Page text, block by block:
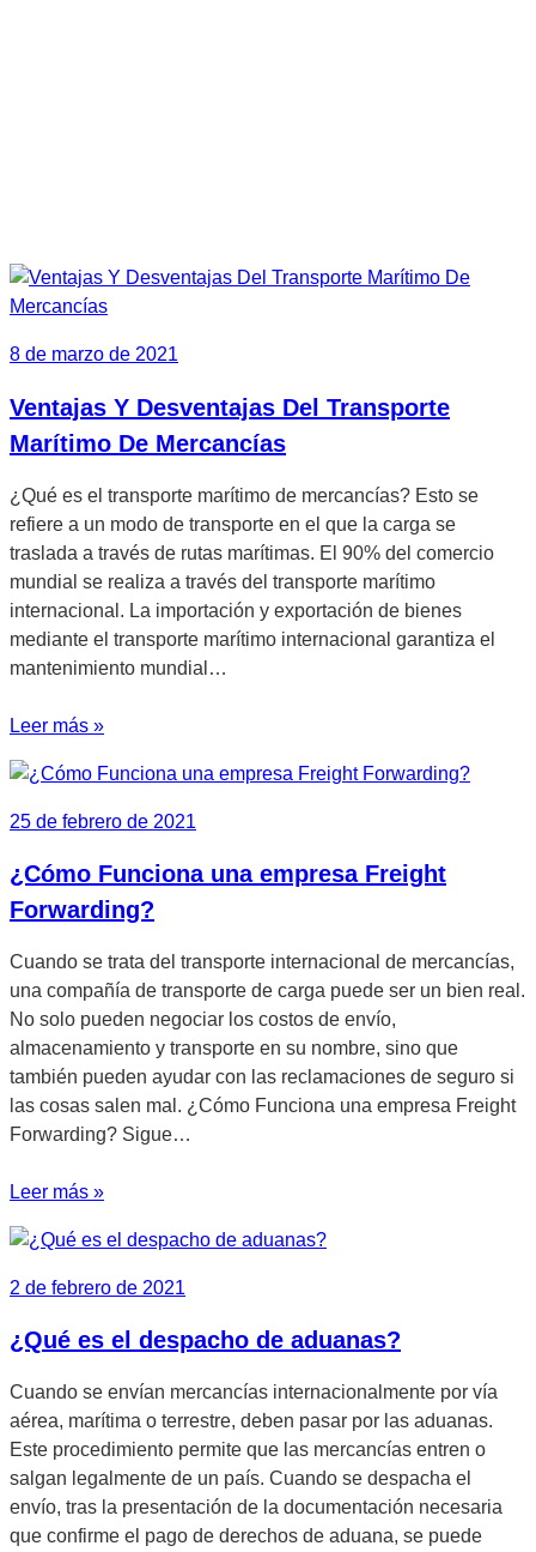
8 de marzo de 2021
Ventajas Y Desventajas Del Transporte
Marítimo De Mercancías
¿Qué es el transporte marítimo de mercancías? Esto se
refiere a un modo de transporte en el que la carga se
traslada a través de rutas marítimas. El 90% del comercio
mundial se realiza a través del transporte marítimo
internacional. La importación y exportación de bienes
mediante el transporte marítimo internacional garantiza el
mantenimiento mundial…
Leer más »
25 de febrero de 2021
¿Cómo Funciona una empresa Freight
Forwarding?
Cuando se trata del transporte internacional de mercancías,
una compañía de transporte de carga puede ser un bien real.
No solo pueden negociar los costos de envío,
almacenamiento y transporte en su nombre, sino que
también pueden ayudar con las reclamaciones de seguro si
las cosas salen mal. ¿Cómo Funciona una empresa Freight
Forwarding? Sigue…
Leer más »
2 de febrero de 2021
¿Qué es el despacho de aduanas?
Cuando se envían mercancías internacionalmente por vía
aérea, marítima o terrestre, deben pasar por las aduanas.
Este procedimiento permite que las mercancías entren o
salgan legalmente de un país. Cuando se despacha el
envío, tras la presentación de la documentación necesaria
que confirme el pago de derechos de aduana, se puede